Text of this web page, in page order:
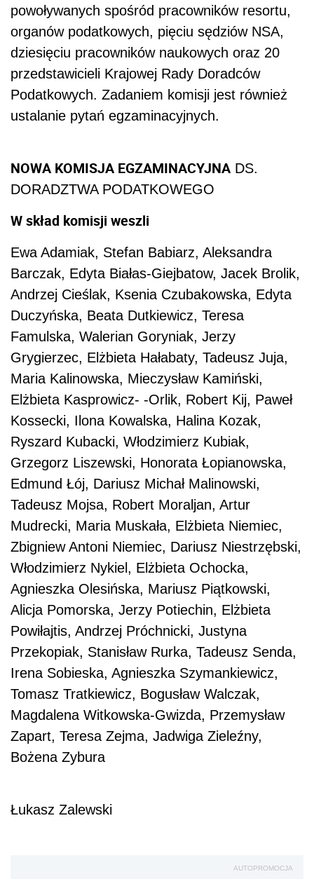
powoływanych spośród pracowników resortu,
organów podatkowych, pięciu sędziów NSA,
dziesięciu pracowników naukowych oraz 20
przedstawicieli Krajowej Rady Doradców
Podatkowych. Zadaniem komisji jest również
ustalanie pytań egzaminacyjnych.
NOWA KOMISJA EGZAMINACYJNA DS.
DORADZTWA PODATKOWEGO
W skład komisji weszli
Ewa Adamiak, Stefan Babiarz, Aleksandra
Barczak, Edyta Białas-Giejbatow, Jacek Brolik,
Andrzej Cieślak, Ksenia Czubakowska, Edyta
Duczyńska, Beata Dutkiewicz, Teresa
Famulska, Walerian Goryniak, Jerzy
Grygierzec, Elżbieta Hałabaty, Tadeusz Juja,
Maria Kalinowska, Mieczysław Kamiński,
Elżbieta Kasprowicz- -Orlik, Robert Kij, Paweł
Kossecki, Ilona Kowalska, Halina Kozak,
Ryszard Kubacki, Włodzimierz Kubiak,
Grzegorz Liszewski, Honorata Łopianowska,
Edmund Łój, Dariusz Michał Malinowski,
Tadeusz Mojsa, Robert Moraljan, Artur
Mudrecki, Maria Muskała, Elżbieta Niemiec,
Zbigniew Antoni Niemiec, Dariusz Niestrzębski,
Włodzimierz Nykiel, Elżbieta Ochocka,
Agnieszka Olesińska, Mariusz Piątkowski,
Alicja Pomorska, Jerzy Potiechin, Elżbieta
Powiłajtis, Andrzej Próchnicki, Justyna
Przekopiak, Stanisław Rurka, Tadeusz Senda,
Irena Sobieska, Agnieszka Szymankiewicz,
Tomasz Tratkiewicz, Bogusław Walczak,
Magdalena Witkowska-Gwizda, Przemysław
Zapart, Teresa Zejma, Jadwiga Zieleźny,
Bożena Zybura
Łukasz Zalewski
AUTOPROMOCJA